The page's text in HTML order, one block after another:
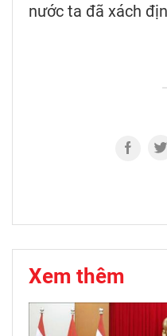
nước ta đã xách
Xem thêm